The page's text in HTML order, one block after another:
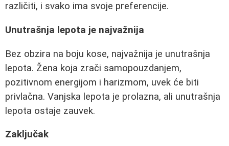
različiti, i svako ima svoje preferencije.
Unutrašnja lepota je najvažnija
Bez obzira na boju kose, najvažnija je unutrašnja
lepota. Žena koja zrači samopouzdanjem,
pozitivnom energijom i harizmom, uvek će biti
privlačna. Vanjska lepota je prolazna, ali unutrašnja
lepota ostaje zauvek.
Zaključak